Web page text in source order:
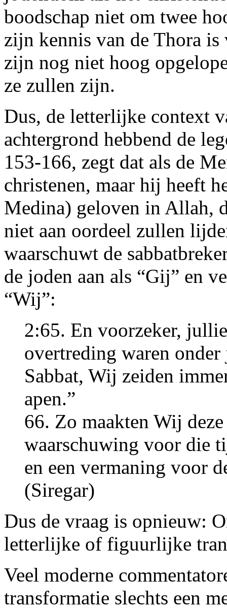
boodschap niet om twee
zijn kennis van de Thora
zijn nog niet hoog
ze zullen zijn.
Dus, de letterlijke context
achtergrond hebbend de
153-166, zegt dat als de
christenen, maar hij heeft
Medina) geloven in Allah,
niet aan oordeel zullen
waarschuwt de
de joden aan als “Gij” en
“Wij”:
2:65. En voorzeker,
overtreding waren
Sabbat, Wij zeiden
apen.”
66. Zo maakten Wij
waarschuwing voor die
en een vermaning voor
(Siregar)
Dus de vraag is opnieuw:
letterlijke of figuurlijke
Veel moderne
transformatie slechts een